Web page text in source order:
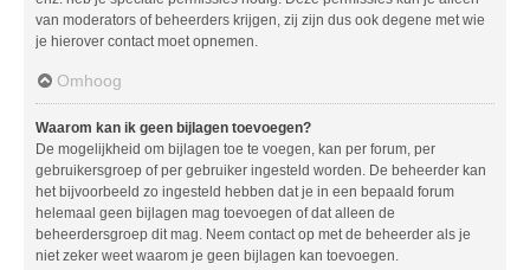
van moderators of beheerders krijgen, zij zijn dus ook degene met wie
je hierover contact moet opnemen.
Omhoog
Waarom kan ik geen bijlagen toevoegen?
De mogelijkheid om bijlagen toe te voegen, kan per forum, per
gebruikersgroep of per gebruiker ingesteld worden. De beheerder kan
het bijvoorbeeld zo ingesteld hebben dat je in een bepaald forum
helemaal geen bijlagen mag toevoegen of dat alleen de
beheerdersgroep dit mag. Neem contact op met de beheerder als je
niet zeker weet waarom je geen bijlagen kan toevoegen.